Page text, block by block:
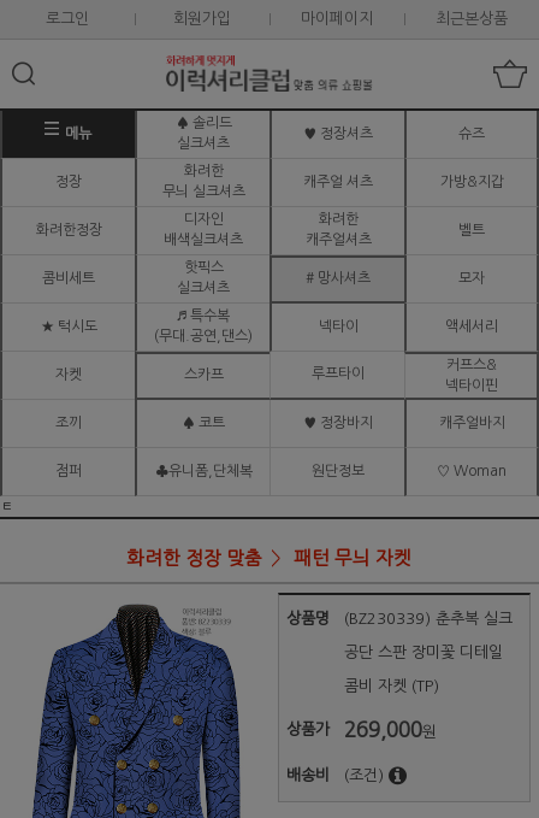
로그인 회원가입 마이페이지 최근본상품
메뉴
♠ 솔리드
실크셔츠
♥ 정장셔츠 슈즈
정장
화려한
무늬 실크셔츠
캐주얼 셔츠 가방&지갑
화려한정장
디자인
배색실크셔츠
화려한
캐주얼셔츠
벨트
콤비세트
핫픽스
실크셔츠
# 망사셔츠 모자
★ 턱시도
♬ 특수복
(무대.공연,댄스)
넥타이 액세서리
자켓 스카프 루프타이
커프스&
넥타이핀
조끼 ♠ 코트 ♥ 정장바지 캐주얼바지
점퍼 ♣유니폼,단체복 원단정보 ♡ Woman
ㅌ
화려한 정장 맞춤 패턴 무늬 자켓
상품명 (BZ230339) 춘추복 실크
공단 스판 장미꽃 디테일
콤비 자켓 (TP)
상품가 269,000원
배송비 (조건)